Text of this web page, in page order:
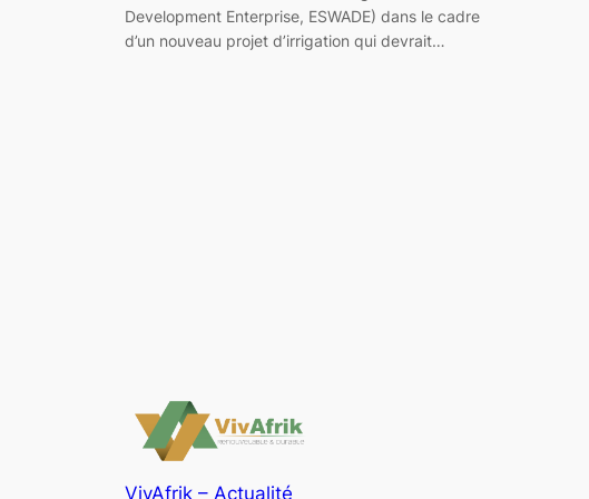
Development Enterprise, ESWADE) dans le cadre
d’un nouveau projet d’irrigation qui devrait…
VivAfrik – Actualité